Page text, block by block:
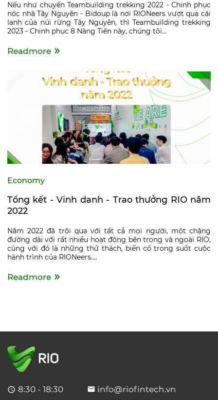
Nếu như chuyến Teambuilding trekking 2022 - Chinh phục
nóc nhà Tây Nguyên - Bidoup là nơi RIONeers vượt qua cái
lạnh của núi rừng Tây Nguyên, thì Teambuilding trekking
2023 - Chinh phục 8 Nàng Tiên này, chúng tôi...
Readmore
Economy
Tổng kết - Vinh danh - Trao thưởng RIO năm
2022
Năm 2022 đã trôi qua với tất cả mọi người, một chặng
đường dài với rất nhiều hoạt động bên trong và ngoài RIO,
cùng với đó là những thử thách, biến cố trong suốt cuộc
hành trình của RIONeers....
Readmore
8:30 - 18:30
info@riofintech.vn